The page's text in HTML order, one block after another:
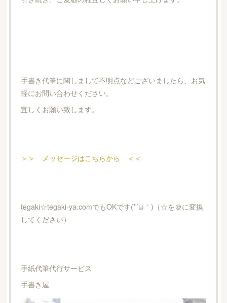
手書き代筆に関しまして不明点などございましたら、お気
軽にお問い合わせください。
宜しくお願い致します。
＞＞ メッセージはこちらから ＜＜
tegaki☆tegaki-ya.comでもOKです(*´ω｀)（☆を＠に変換
してください）
手紙代筆代行サービス
手書き屋